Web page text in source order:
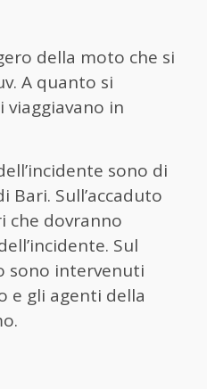
della moto che si
A quanto si
viaggiavano in
sono di
Sull’accaduto
che dovranno
Sul
sono intervenuti
e gli agenti della